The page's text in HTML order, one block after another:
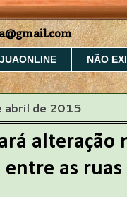
NÃO
abril de 2015
alteração
as ruas